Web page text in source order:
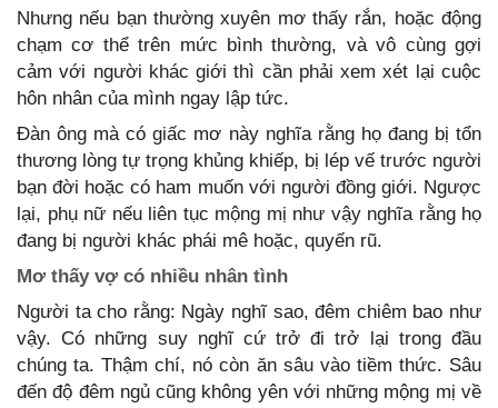
Nhưng nếu bạn thường xuyên mơ thấy rắn, hoặc động
chạm cơ thể trên mức bình thường, và vô cùng gợi
cảm với người khác giới thì cần phải xem xét lại cuộc
hôn nhân của mình ngay lập tức.
Đàn ông mà có giấc mơ này nghĩa rằng họ đang bị tổn
thương lòng tự trọng khủng khiếp, bị lép vế trước người
bạn đời hoặc có ham muốn với người đồng giới. Ngược
lại, phụ nữ nếu liên tục mộng mị như vậy nghĩa rằng họ
đang bị người khác phái mê hoặc, quyến rũ.
Mơ thấy vợ có nhiều nhân tình
Người ta cho rằng: Ngày nghĩ sao, đêm chiêm bao như
vậy. Có những suy nghĩ cứ trở đi trở lại trong đầu
chúng ta. Thậm chí, nó còn ăn sâu vào tiềm thức. Sâu
đến độ đêm ngủ cũng không yên với những mộng mị về